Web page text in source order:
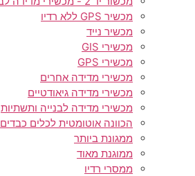
מכשיר GPS ללא רדיו
מכשיר נייד
מכשירי GIS
מכשירי GPS
מכשירי מדידה אחרים
מכשירי מדידה גיאודטיים
מכשירי מדידה לבנייה ותשתיות
הכוונה אוטומטית לכלים כבדים
ממגונת ביותר
ממוגנת מאוד
ממסרי רדיו